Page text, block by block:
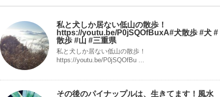
私と犬しか居ない低山の散歩！
https://youtu.be/P0jSQOfBuxA#犬散歩 #犬 #
散歩 #山 #三重県
私と犬しか居ない低山の散歩！
https://youtu.be/P0jSQOfBu ...
その後のパイナップルは、生きてます！風水